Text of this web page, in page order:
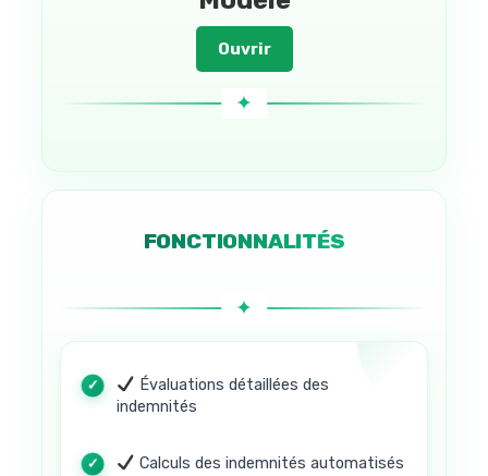
Ouvrir
FONCTIONNALITÉS
Évaluations détaillées des
indemnités
Calculs des indemnités automatisés